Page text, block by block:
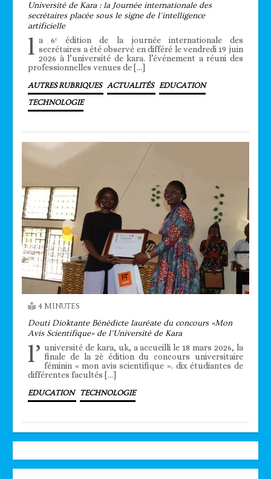
Université de Kara : la Journée internationale des
secrétaires placée sous le signe de l’intelligence
artificielle
l a 6ᵉ édition de la journée internationale des
secrétaires a été observé en différé le vendredi 19 juin
2026 à l’université de kara. l’événement a réuni des
professionnelles venues de […]
AUTRES RUBRIQUES ACTUALITÉS EDUCATION
TECHNOLOGIE
4 MINUTES
Douti Dioktante Bénédicte lauréate du concours «Mon
Avis Scientifique» de l’Université de Kara
l’ université de kara, uk, a accueilli le 18 mars 2026, la
finale de la 2è édition du concours universitaire
féminin « mon avis scientifique ». dix étudiantes de
différentes facultés […]
EDUCATION TECHNOLOGIE